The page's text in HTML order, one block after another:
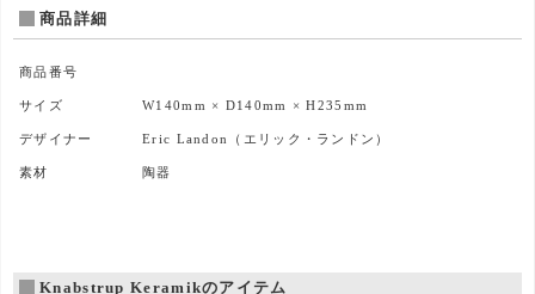
商品詳細
商品番号
サイズ W140mm × D140mm × H235mm
デザイナー Eric Landon（エリック・ランドン）
素材 陶器
Knabstrup Keramikのアイテム